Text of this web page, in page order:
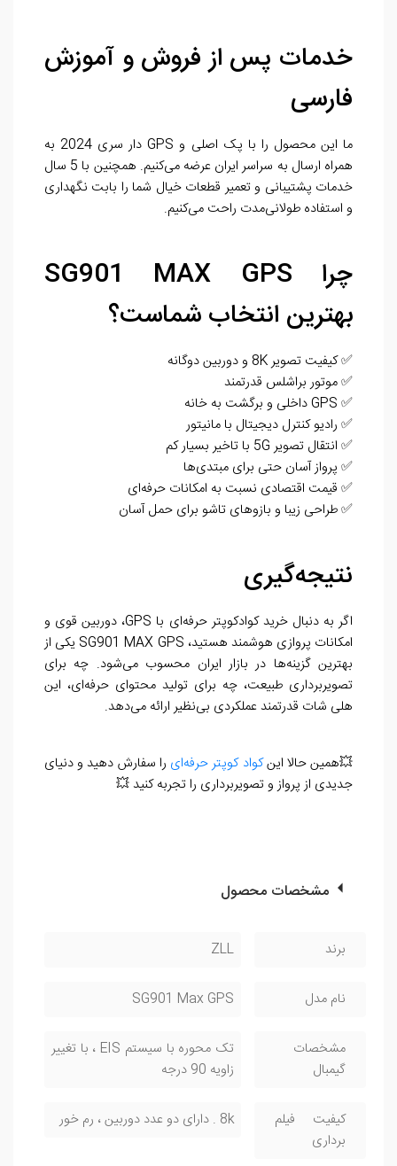
خدمات پس از فروش و آموزش
فارسی
ما این محصول را با پک اصلی و GPS دار سری 2024 به
همراه ارسال به سراسر ایران عرضه می‌کنیم. همچنین با 5 سال
خدمات پشتیبانی و تعمیر قطعات خیال شما را بابت نگهداری
و استفاده طولانی‌مدت راحت می‌کنیم.
چرا SG901 MAX GPS
بهترین انتخاب شماست؟
✅ کیفیت تصویر 8K و دوربین دوگانه
✅ موتور براشلس قدرتمند
✅ GPS داخلی و برگشت به خانه
✅ رادیو کنترل دیجیتال با مانیتور
✅ انتقال تصویر 5G با تاخیر بسیار کم
✅ پرواز آسان حتی برای مبتدی‌ها
✅ قیمت اقتصادی نسبت به امکانات حرفه‌ای
✅ طراحی زیبا و بازوهای تاشو برای حمل آسان
نتیجه‌گیری
اگر به دنبال خرید کوادکوپتر حرفه‌ای با GPS، دوربین قوی و
امکانات پروازی هوشمند هستید، SG901 MAX GPS یکی از
بهترین گزینه‌ها در بازار ایران محسوب می‌شود. چه برای
تصویربرداری طبیعت، چه برای تولید محتوای حرفه‌ای، این
هلی شات قدرتمند عملکردی بی‌نظیر ارائه می‌دهد.
💥همین حالا اینکواد کوپتر حرفه‌ای را سفارش دهید و دنیای
جدیدی از پرواز و تصویربرداری را تجربه کنید 💥
مشخصات محصول
برند ZLL
نام مدل SG901 Max GPS
مشخصات
گیمبال
تک محوره با سیستم EIS ، با تغییر
زاویه 90 درجه
کیفیت فیلم
برداری
8k . دارای دو عدد دوربین ، رم خور